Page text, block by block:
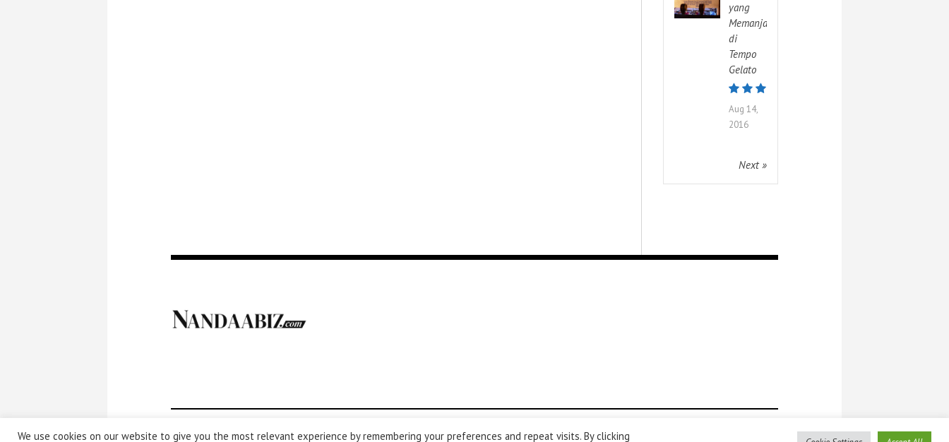
yang
Memanjakan
di
Tempo
Gelato
Aug 14,
2016
Next »
We use cookies on our website to give you the most relevant experience by remembering your preferences and repeat visits. By clicking